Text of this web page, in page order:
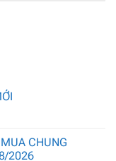
CHUNG
2026